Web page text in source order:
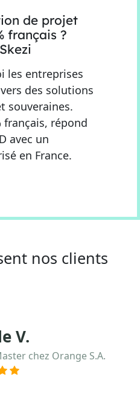
de projet
français ?
les entreprises
des solutions
souveraines.
français, répond
avec un
en France.
nos clients​
V.
chez Orange S.A.